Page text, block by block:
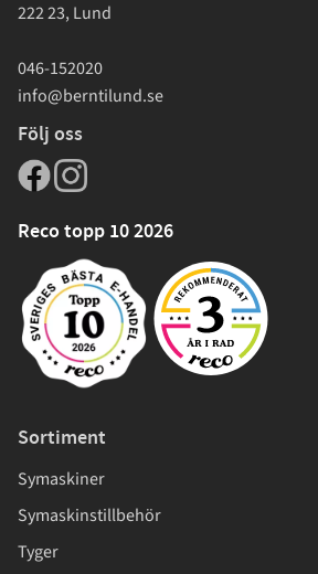
222 23, Lund
046-152020
info@berntilund.se
Följ oss
Reco topp 10 2026
Sortiment
Symaskiner
Symaskinstillbehör
Tyger